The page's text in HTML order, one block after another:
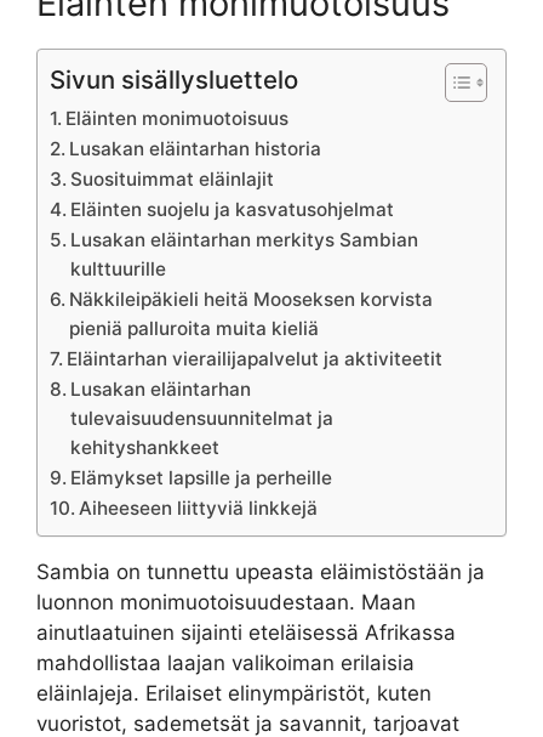
Sivun sisällysluettelo
Eläinten monimuotoisuus
Lusakan eläintarhan historia
Suosituimmat eläinlajit
Eläinten suojelu ja kasvatusohjelmat
Lusakan eläintarhan merkitys Sambian
kulttuurille
Näkkileipäkieli heitä Mooseksen korvista
pieniä palluroita muita kieliä
Eläintarhan vierailijapalvelut ja aktiviteetit
Lusakan eläintarhan
tulevaisuudensuunnitelmat ja
kehityshankkeet
Elämykset lapsille ja perheille
Aiheeseen liittyviä linkkejä
Sambia on tunnettu upeasta eläimistöstään ja
luonnon monimuotoisuudestaan. Maan
ainutlaatuinen sijainti eteläisessä Afrikassa
mahdollistaa laajan valikoiman erilaisia
eläinlajeja. Erilaiset elinympäristöt, kuten
vuoristot, sademetsät ja savannit, tarjoavat